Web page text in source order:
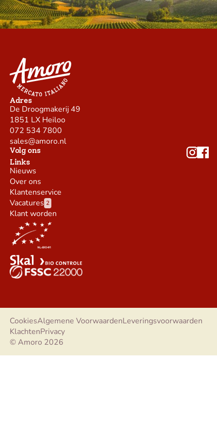
Adres
De Droogmakerij 49
1851 LX Heiloo
072 534 7800
sales@amoro.nl
Volg ons
Links
Nieuws
Over ons
Klantenservice
Vacatures 2
Klant worden
© Amoro 2026
CookiesAlgemene VoorwaardenLeveringsvoorwaarden
KlachtenPrivacy